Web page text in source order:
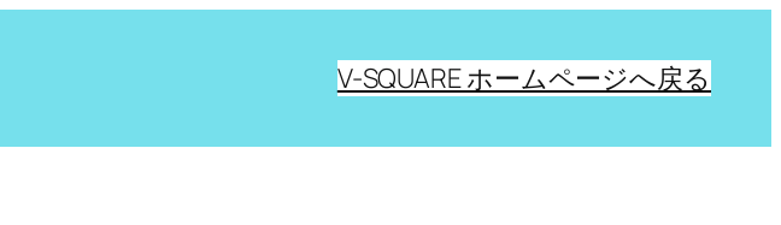
V-SQUARE ホームページへ戻る